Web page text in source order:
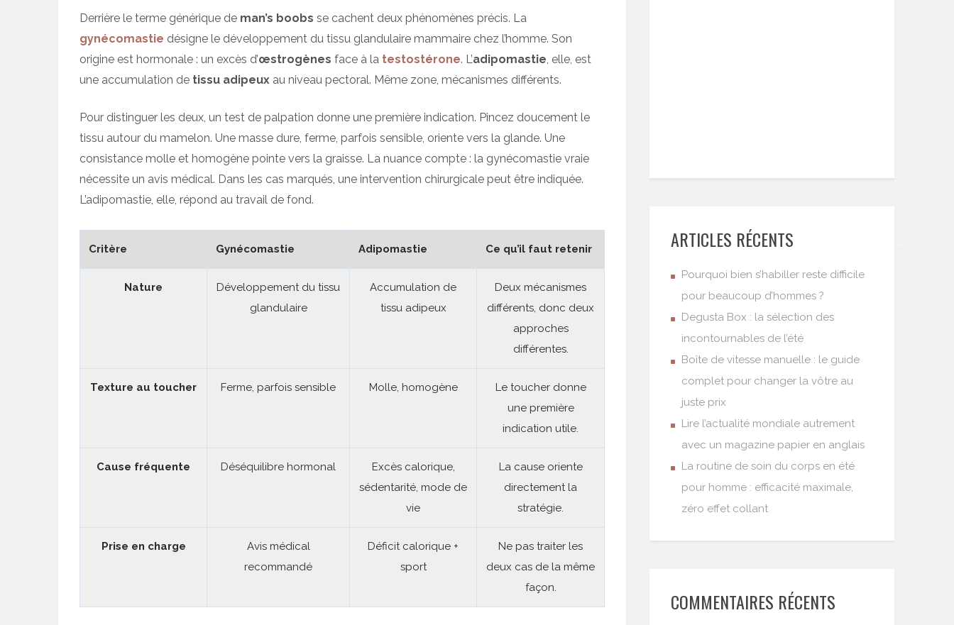
Derrière le terme générique de man’s boobs se cachent deux phénomènes précis. La
gynécomastie désigne le développement du tissu glandulaire mammaire chez l’homme. Son
origine est hormonale : un excès d’œstrogènes face à la testostérone. L’adipomastie, elle, est
une accumulation de tissu adipeux au niveau pectoral. Même zone, mécanismes différents.
Pour distinguer les deux, un test de palpation donne une première indication. Pincez doucement le
tissu autour du mamelon. Une masse dure, ferme, parfois sensible, oriente vers la glande. Une
consistance molle et homogène pointe vers la graisse. La nuance compte : la gynécomastie vraie
nécessite un avis médical. Dans les cas marqués, une intervention chirurgicale peut être indiquée.
L’adipomastie, elle, répond au travail de fond.
Critère Gynécomastie Adipomastie Ce qu’il faut retenir
Nature
Développement du tissu
glandulaire
Accumulation de
tissu adipeux
Deux mécanismes
différents, donc deux
approches
différentes.
Texture au toucher Ferme, parfois sensible Molle, homogène
Le toucher donne
une première
indication utile.
Cause fréquente Déséquilibre hormonal
Excès calorique,
sédentarité, mode de
vie
La cause oriente
directement la
stratégie.
Prise en charge
Avis médical
recommandé
Déficit calorique +
sport
Ne pas traiter les
deux cas de la même
façon.
ARTICLES RÉCENTS
Pourquoi bien s’habiller reste difficile
pour beaucoup d’hommes ?
Degusta Box : la sélection des
incontournables de l’été
Boîte de vitesse manuelle : le guide
complet pour changer la vôtre au
juste prix
Lire l’actualité mondiale autrement
avec un magazine papier en anglais
La routine de soin du corps en été
pour homme : efficacité maximale,
zéro effet collant
COMMENTAIRES RÉCENTS